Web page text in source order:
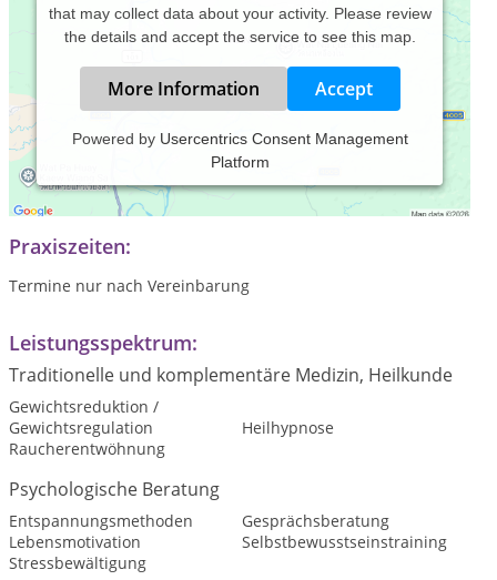
that may collect data about your activity. Please review
the details and accept the service to see this map.
More Information Accept
Powered by Usercentrics Consent Management
Platform
Als Heilpraktiker für Psychotherapie konzentriere ich mich
auf Gesprächstherapie und Hypnose
Praxiszeiten:
Termine nur nach Vereinbarung
Leistungsspektrum:
Traditionelle und komplementäre Medizin, Heilkunde
Gewichtsreduktion /
Gewichtsregulation
Heilhypnose
Raucherentwöhnung
Psychologische Beratung
Entspannungsmethoden
Gesprächsberatung
Lebensmotivation
Selbstbewusstseinstraining
Stressbewältigung